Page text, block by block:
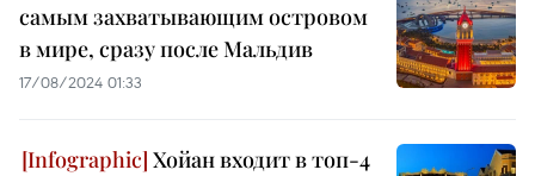
самым захватывающим островом
в мире, сразу после Мальдив
17/08/2024 01:33
Хойан входит в топ-4